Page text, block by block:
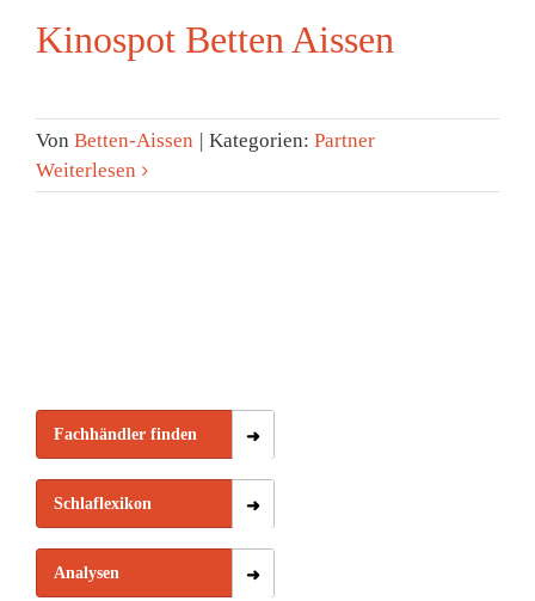
Kinospot Betten Aissen
Von Betten-Aissen Kategorien: Partner
Weiterlesen
Fachhändler finden
Schlaflexikon
Analysen